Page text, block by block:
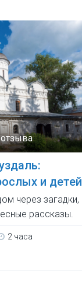
и детей
через загадки,
рассказы.
2 часа